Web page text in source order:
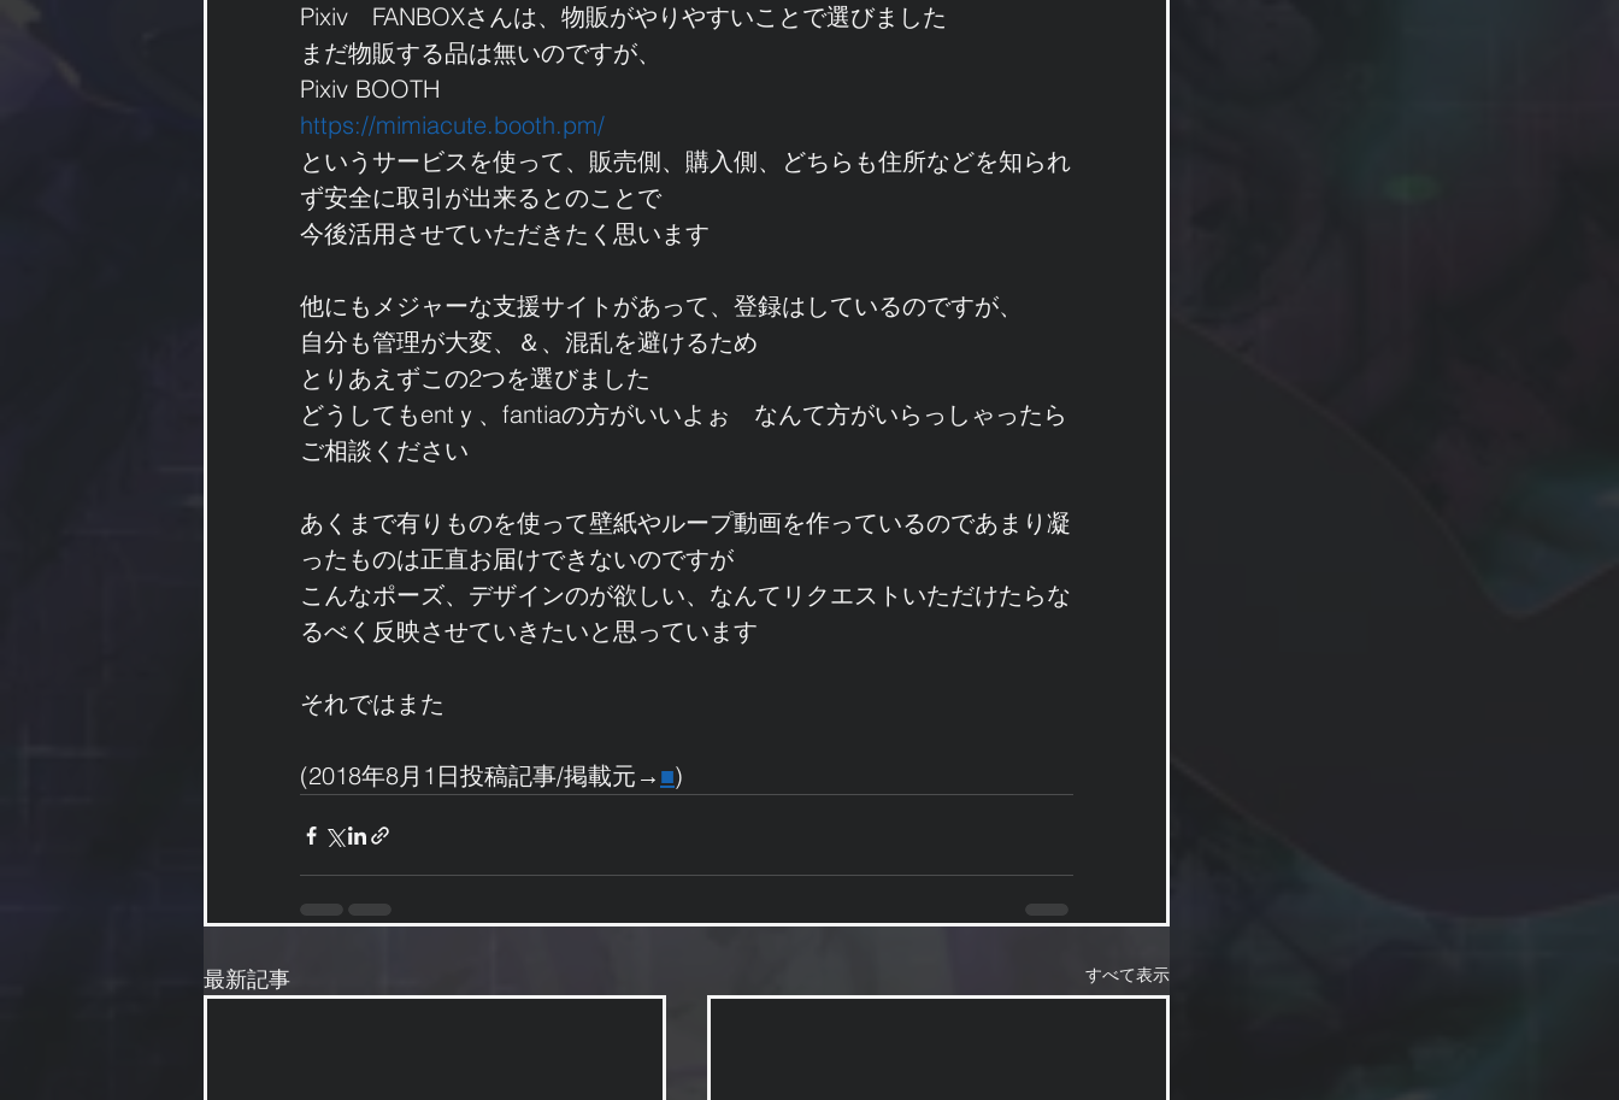
Pixiv　FANBOXさんは、物販がやりやすいことで選びました
まだ物販する品は無いのですが、
Pixiv BOOTH
https://mimiacute.booth.pm/
というサービスを使って、販売側、購入側、どちらも住所などを知られ
ず安全に取引が出来るとのことで
今後活用させていただきたく思います
他にもメジャーな支援サイトがあって、登録はしているのですが、
自分も管理が大変、＆、混乱を避けるため
とりあえずこの2つを選びました
どうしてもentｙ、fantiaの方がいいよぉ　なんて方がいらっしゃったら
ご相談ください
あくまで有りものを使って壁紙やループ動画を作っているのであまり凝
ったものは正直お届けできないのですが
こんなポーズ、デザインのが欲しい、なんてリクエストいただけたらな
るべく反映させていきたいと思っています
それではまた
(2018年8月1日投稿記事/掲載元→ ■)
最新記事 すべて表示